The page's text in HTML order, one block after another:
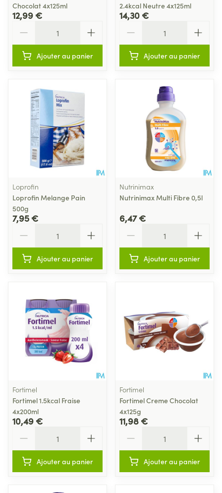
Chocolat 4x125ml
12,99 €
Ajouter au panier
2.4kcal Neutre 4x125ml
14,30 €
Ajouter au panier
Loprofin
Loprofin Melange Pain
500g
7,95 €
Ajouter au panier
Nutrinimax
Nutrinimax Multi Fibre 0,5l
6,47 €
Ajouter au panier
Fortimel
Fortimel 1.5kcal Fraise
4x200ml
10,49 €
Ajouter au panier
Fortimel
Fortimel Creme Chocolat
4x125g
11,98 €
Ajouter au panier